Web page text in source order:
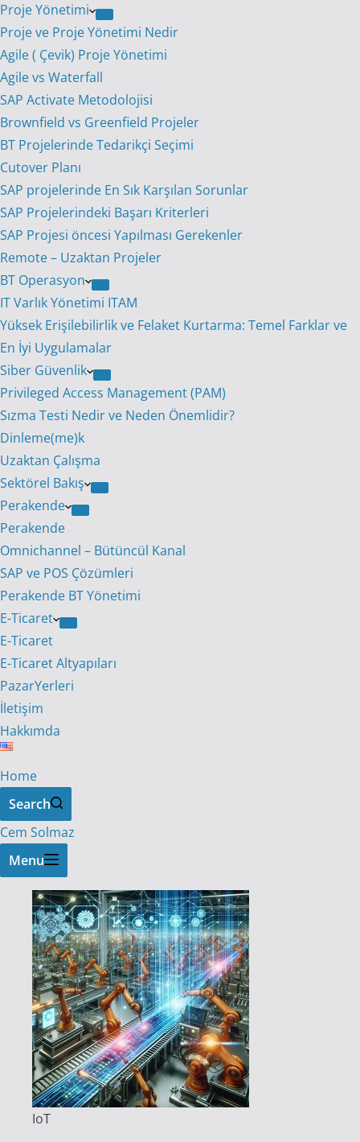
Proje Yönetimi
Proje ve Proje Yönetimi Nedir
Agile ( Çevik) Proje Yönetimi
Agile vs Waterfall
SAP Activate Metodolojisi
Brownfield vs Greenfield Projeler
BT Projelerinde Tedarikçi Seçimi
Cutover Planı
SAP projelerinde En Sık Karşılan Sorunlar
SAP Projelerindeki Başarı Kriterleri
SAP Projesi öncesi Yapılması Gerekenler
Remote – Uzaktan Projeler
BT Operasyon
IT Varlık Yönetimi ITAM
Yüksek Erişilebilirlik ve Felaket Kurtarma: Temel Farklar ve
En İyi Uygulamalar
Siber Güvenlik
Privileged Access Management (PAM)
Sızma Testi Nedir ve Neden Önemlidir?
Dinleme(me)k
Uzaktan Çalışma
Sektörel Bakış
Perakende
Perakende
Omnichannel – Bütüncül Kanal
SAP ve POS Çözümleri
Perakende BT Yönetimi
E-Ticaret
E-Ticaret
E-Ticaret Altyapıları
PazarYerleri
İletişim
Hakkımda
Home
Search
Cem Solmaz
Menu
IoT